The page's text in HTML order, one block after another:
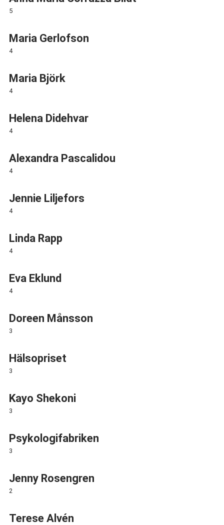
5
Maria Gerlofson
4
Maria Björk
4
Helena Didehvar
4
Alexandra Pascalidou
4
Jennie Liljefors
4
Linda Rapp
4
Eva Eklund
4
Doreen Månsson
3
Hälsopriset
3
Kayo Shekoni
3
Psykologifabriken
3
Jenny Rosengren
2
Terese Alvén